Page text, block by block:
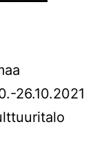
26.10.2021